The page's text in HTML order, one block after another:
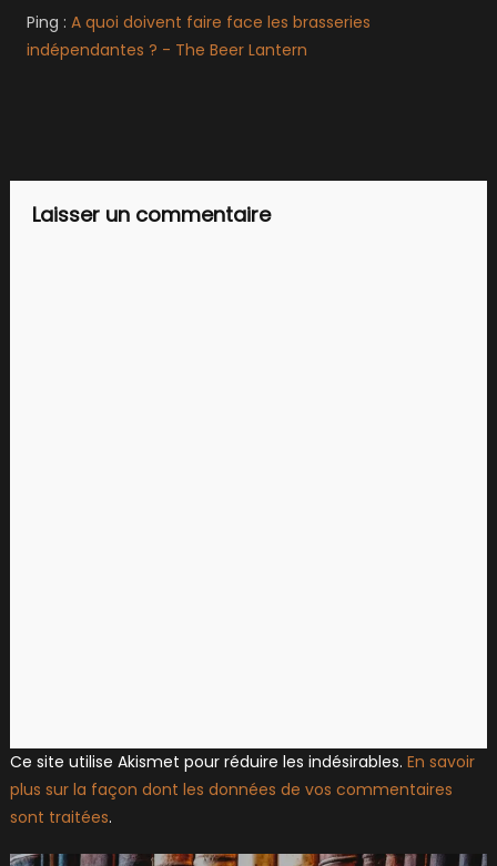
Ping : A quoi doivent faire face les brasseries
indépendantes ? - The Beer Lantern
Laisser un commentaire
Ce site utilise Akismet pour réduire les indésirables. En savoir
plus sur la façon dont les données de vos commentaires
sont traitées.